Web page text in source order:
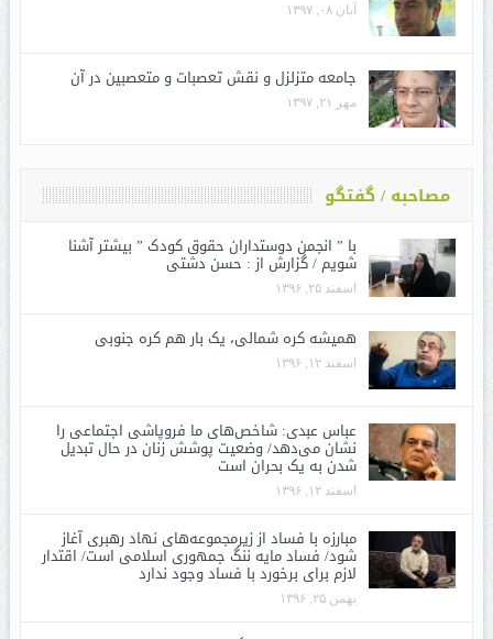
آبان ۰۸, ۱۳۹۷
جامعه متزلزل و نقش تعصبات و متعصبین در آن
مهر ۲۱, ۱۳۹۷
مصاحبه / گفتگو
با ” انجمن دوستداران حقوق کودک ” بیشتر آشنا
شویم / گزارش از : حسن دشتی
اسفند ۲۵, ۱۳۹۶
همیشه کره شمالی، یک بار هم کره جنوبی
اسفند ۱۲, ۱۳۹۶
عباس عبدی: شاخص‌های ما فروپاشی اجتماعی را
نشان می‌دهد/ وضعیت پوشش زنان در حال تبدیل
شدن به یک بحران است
اسفند ۱۲, ۱۳۹۶
مبارزه با فساد از زیرمجموعه‌های نهاد رهبری آغاز
شود/ فساد مایه ننگ جمهوری اسلامی است/ اقتدار
لازم برای برخورد با فساد وجود ندارد
بهمن ۲۵, ۱۳۹۶